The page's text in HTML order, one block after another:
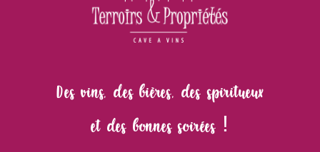
Desvins, des bières, des spiritueux
et des bonnes soirées !